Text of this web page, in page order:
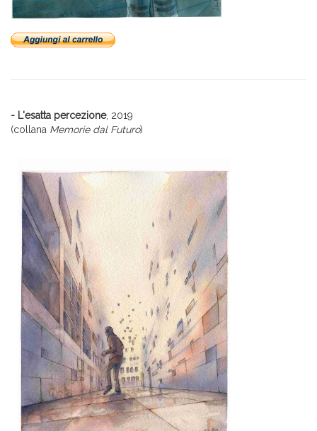
- L'esatta percezione, 2019
(collana Memorie dal Futuro)